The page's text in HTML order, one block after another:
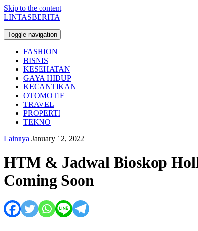
Skip to the content
LINTASBERITA
Toggle navigation
FASHION
BISNIS
KESEHATAN
GAYA HIDUP
KECANTIKAN
OTOMOTIF
TRAVEL
PROPERTI
TEKNO
Lainnya January 12, 2022
HTM & Jadwal Bioskop
Coming Soon